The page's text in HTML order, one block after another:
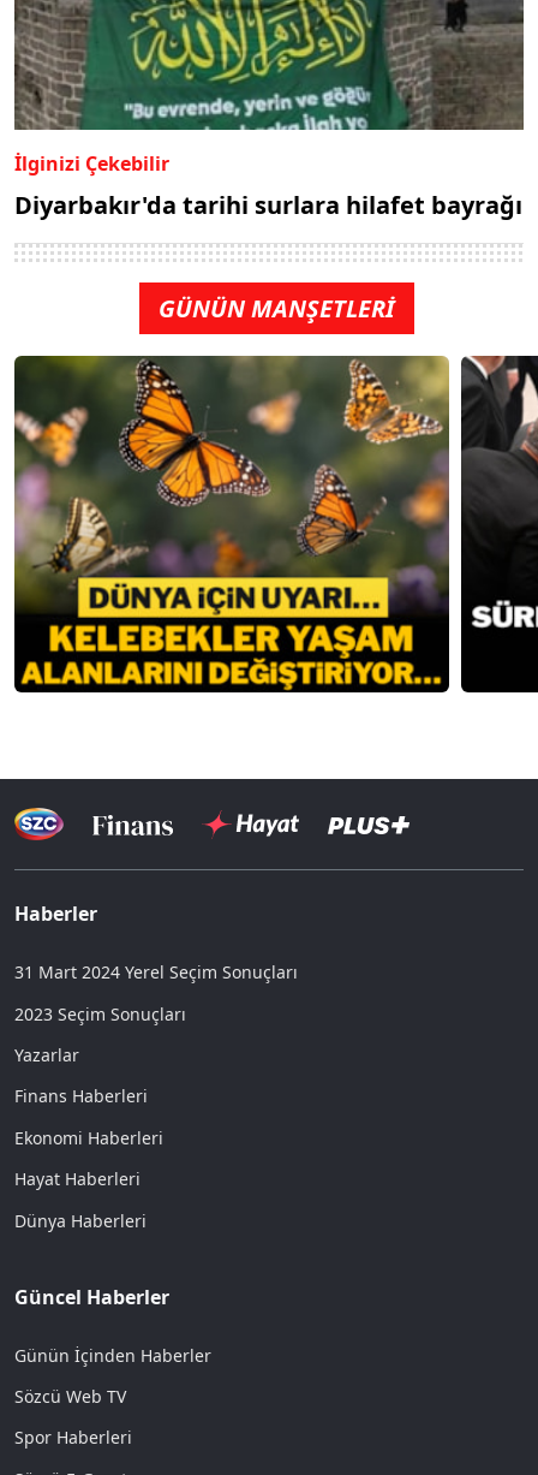
İlginizi Çekebilir
Diyarbakır'da tarihi surlara hilafet bayrağı
GÜNÜN MANŞETLERİ
Haberler
31 Mart 2024 Yerel Seçim Sonuçları
2023 Seçim Sonuçları
Yazarlar
Finans Haberleri
Ekonomi Haberleri
Hayat Haberleri
Dünya Haberleri
Güncel Haberler
Günün İçinden Haberler
Sözcü Web TV
Spor Haberleri